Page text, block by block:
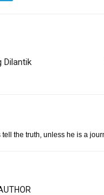
Dilantik
tell the truth, unless he is a